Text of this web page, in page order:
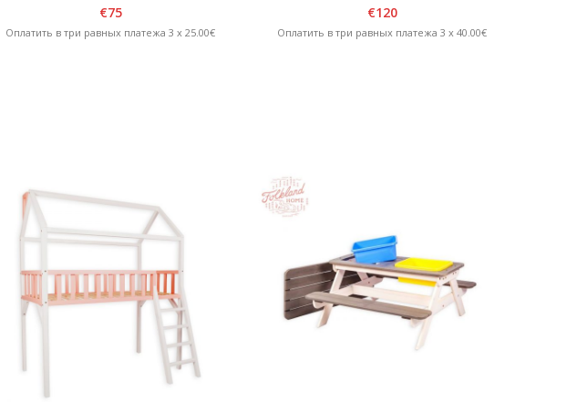
натурал
€75
Оплатить в три равных платежа 3 x 25.00€
белая/графитовая
€120
Оплатить в три равных платежа 3 x 40.00€